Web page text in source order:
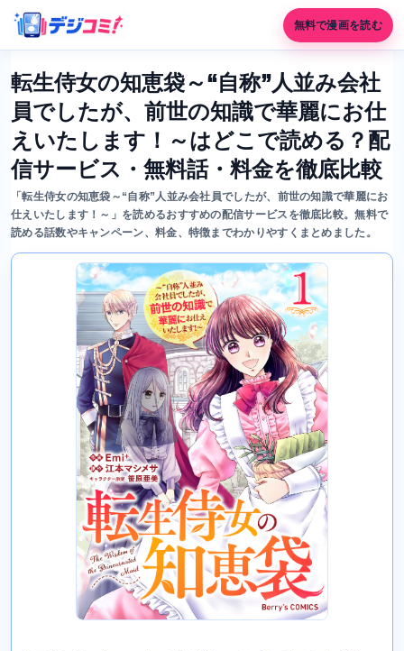
無料で漫画を読む
転生侍女の知恵袋～“自称”人並み会社
員でしたが、前世の知識で華麗にお仕
えいたします！～はどこで読める？配
信サービス・無料話・料金を徹底比較
「転生侍女の知恵袋～“自称”人並み会社員でしたが、前世の知識で華麗にお
仕えいたします！～」を読めるおすすめの配信サービスを徹底比較。無料で
読める話数やキャンペーン、料金、特徴までわかりやすくまとめました。